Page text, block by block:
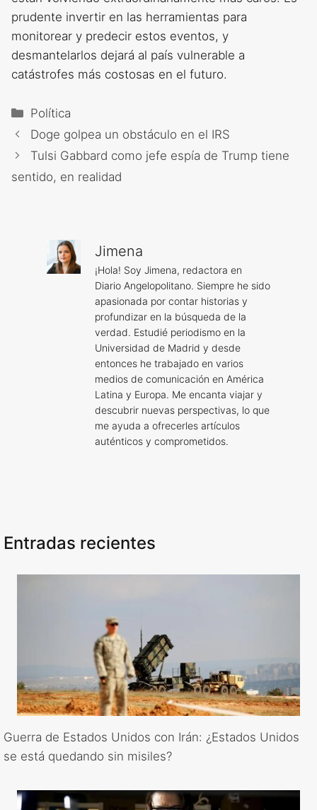
prudente invertir en las herramientas para
monitorear y predecir estos eventos, y
desmantelarlos dejará al país vulnerable a
catástrofes más costosas en el futuro.
Categorías
Política
Doge golpea un obstáculo en el IRS
Tulsi Gabbard como jefe espía de Trump tiene
sentido, en realidad
Jimena
¡Hola! Soy Jimena, redactora en
Diario Angelopolitano. Siempre he sido
apasionada por contar historias y
profundizar en la búsqueda de la
verdad. Estudié periodismo en la
Universidad de Madrid y desde
entonces he trabajado en varios
medios de comunicación en América
Latina y Europa. Me encanta viajar y
descubrir nuevas perspectivas, lo que
me ayuda a ofrecerles artículos
auténticos y comprometidos.
Entradas recientes
Guerra de Estados Unidos con Irán: ¿Estados Unidos
se está quedando sin misiles?